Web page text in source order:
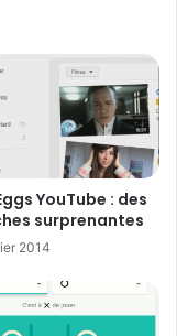
YouTube : des
surprenantes
2014